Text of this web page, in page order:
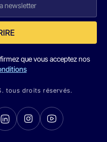
que vous acceptez nos
tous droits réservés.